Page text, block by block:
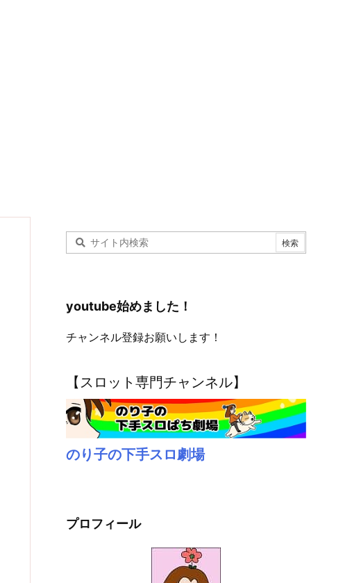
youtube始めました！
チャンネル登録お願いします！
【スロット専門チャンネル】
のり子の下手スロ劇場
プロフィール